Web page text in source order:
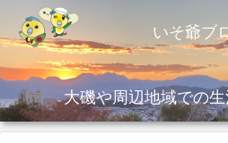
いそ爺ブ
大磯や周辺地域での